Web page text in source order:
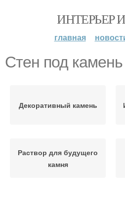
ИНТЕРЬЕР
главная
Стен под камень
Декоративный камень
Раствор для будущего
камня